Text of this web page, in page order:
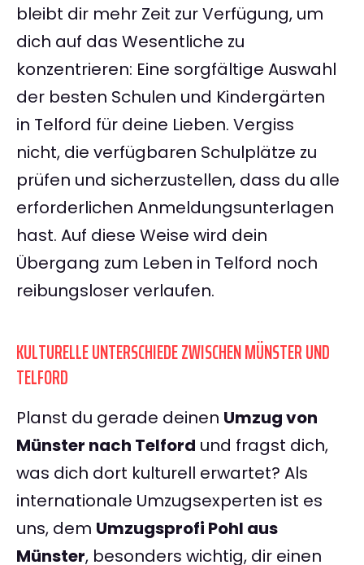
bleibt dir mehr Zeit zur Verfügung, um
dich auf das Wesentliche zu
konzentrieren: Eine sorgfältige Auswahl
der besten Schulen und Kindergärten
in Telford für deine Lieben. Vergiss
nicht, die verfügbaren Schulplätze zu
prüfen und sicherzustellen, dass du alle
erforderlichen Anmeldungsunterlagen
hast. Auf diese Weise wird dein
Übergang zum Leben in Telford noch
reibungsloser verlaufen.
KULTURELLE UNTERSCHIEDE ZWISCHEN MÜNSTER UND
TELFORD
Planst du gerade deinen Umzug von
Münster nach Telford und fragst dich,
was dich dort kulturell erwartet? Als
internationale Umzugsexperten ist es
uns, dem Umzugsprofi Pohl aus
Münster, besonders wichtig, dir einen